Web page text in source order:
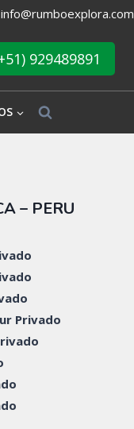
info@rumboexplora.com
929489891
– PERU
Privado